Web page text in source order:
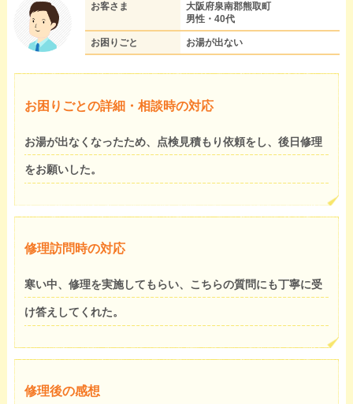
お客さま
大阪府泉南郡熊取町
男性・40代
お困りごと お湯が出ない
お困りごとの詳細・相談時の対応
お湯が出なくなったため、点検見積もり依頼をし、後日修理
をお願いした。
修理訪問時の対応
寒い中、修理を実施してもらい、こちらの質問にも丁寧に受
け答えしてくれた。
修理後の感想